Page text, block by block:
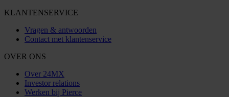
KLANTENSERVICE
Vragen & antwoorden
Contact met klantenservice
OVER ONS
Over 24MX
Investor relations
Werken bij Pierce